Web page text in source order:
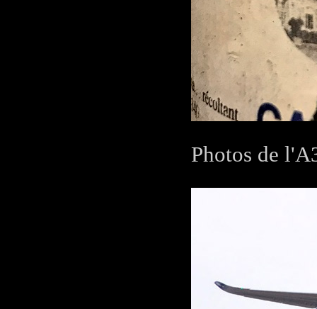
Photos de